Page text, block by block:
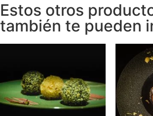
Estos otros
también te pueden